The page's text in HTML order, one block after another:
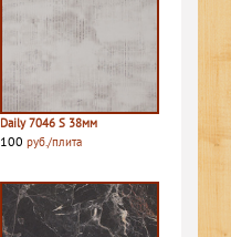
Daily 7046 S 38мм
100 руб./плита